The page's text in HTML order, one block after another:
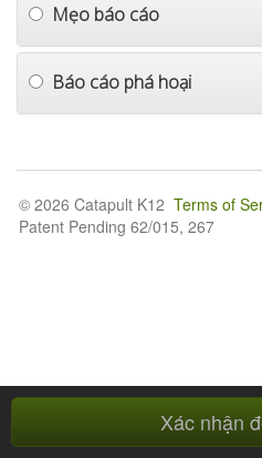
Mẹo báo cáo
Báo cáo phá hoại
Xác nhận
© 2026 Catapult K12 Terms of
Patent Pending 62/015, 267